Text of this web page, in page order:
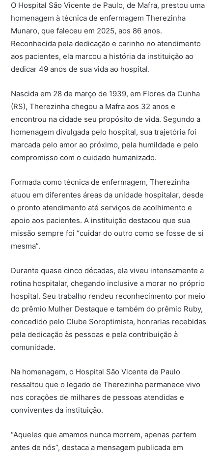
O Hospital São Vicente de Paulo, de Mafra, prestou uma
homenagem à técnica de enfermagem Therezinha
Munaro, que faleceu em 2025, aos 86 anos.
Reconhecida pela dedicação e carinho no atendimento
aos pacientes, ela marcou a história da instituição ao
dedicar 49 anos de sua vida ao hospital.
Nascida em 28 de março de 1939, em Flores da Cunha
(RS), Therezinha chegou a Mafra aos 32 anos e
encontrou na cidade seu propósito de vida. Segundo a
homenagem divulgada pelo hospital, sua trajetória foi
marcada pelo amor ao próximo, pela humildade e pelo
compromisso com o cuidado humanizado.
Formada como técnica de enfermagem, Therezinha
atuou em diferentes áreas da unidade hospitalar, desde
o pronto atendimento até serviços de acolhimento e
apoio aos pacientes. A instituição destacou que sua
missão sempre foi “cuidar do outro como se fosse de si
mesma”.
Durante quase cinco décadas, ela viveu intensamente a
rotina hospitalar, chegando inclusive a morar no próprio
hospital. Seu trabalho rendeu reconhecimento por meio
do prêmio Mulher Destaque e também do prêmio Ruby,
concedido pelo Clube Soroptimista, honrarias recebidas
pela dedicação às pessoas e pela contribuição à
comunidade.
Na homenagem, o Hospital São Vicente de Paulo
ressaltou que o legado de Therezinha permanece vivo
nos corações de milhares de pessoas atendidas e
conviventes da instituição.
“Aqueles que amamos nunca morrem, apenas partem
antes de nós”, destaca a mensagem publicada em